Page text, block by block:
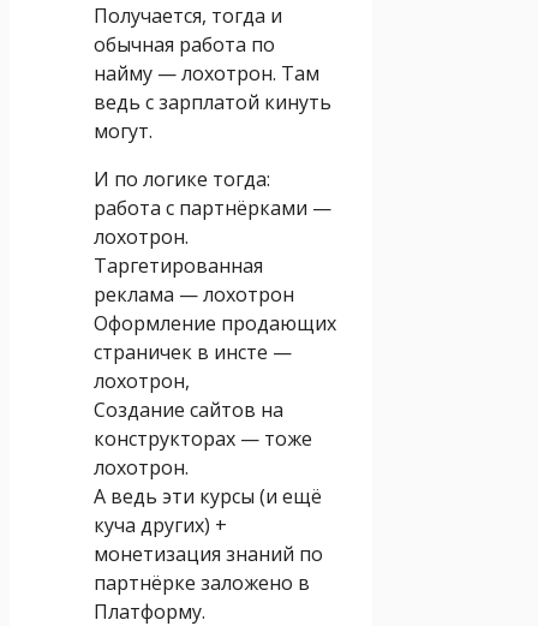
Получается, тогда и
обычная работа по
найму — лохотрон. Там
ведь с зарплатой кинуть
могут.
И по логике тогда:
работа с партнёрками —
лохотрон.
Таргетированная
реклама — лохотрон
Оформление продающих
страничек в инсте —
лохотрон,
Создание сайтов на
конструкторах — тоже
лохотрон.
А ведь эти курсы (и ещё
куча других) +
монетизация знаний по
партнёрке заложено в
Платформу.